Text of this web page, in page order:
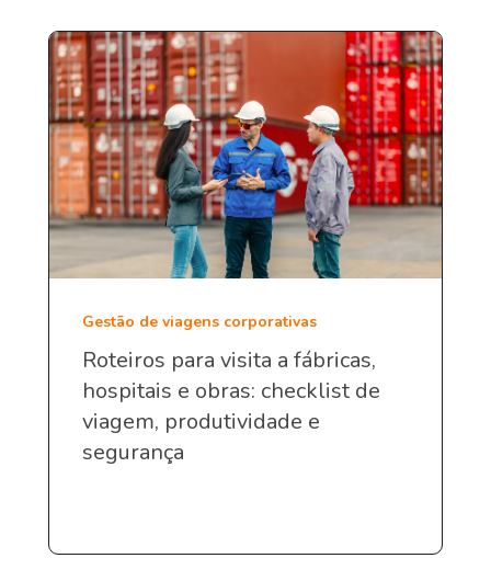
Gestão de viagens corporativas
Roteiros para visita a fábricas,
hospitais e obras: checklist de
viagem, produtividade e
segurança